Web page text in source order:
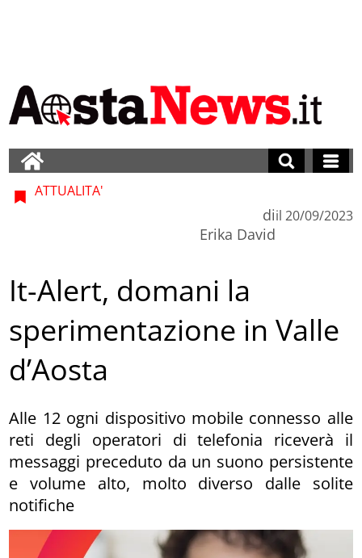
ATTUALITA'
di
Erika David
il 20/09/2023
It-Alert, domani la
sperimentazione in Valle
d’Aosta
Alle 12 ogni dispositivo mobile connesso alle
reti degli operatori di telefonia riceverà il
messaggi preceduto da un suono persistente
e volume alto, molto diverso dalle solite
notifiche